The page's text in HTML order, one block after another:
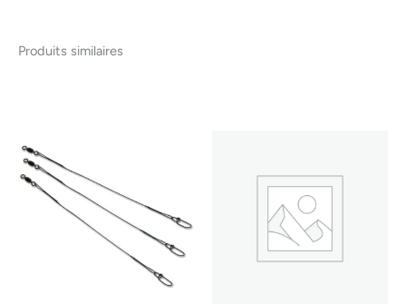
Produits similaires